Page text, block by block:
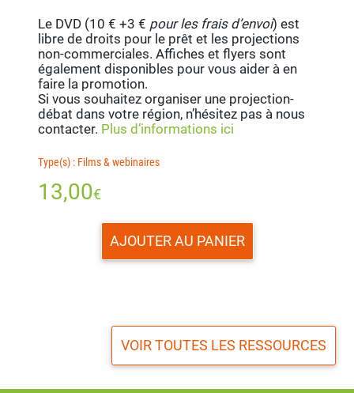
Le DVD (10 € +3 € pour les frais d’envoi) est
libre de droits pour le prêt et les projections
non-commerciales. Affiches et flyers sont
également disponibles pour vous aider à en
faire la promotion.
Si vous souhaitez organiser une projection-
débat dans votre région, n’hésitez pas à nous
contacter. Plus d’informations ici
Type(s) : Films & webinaires
13,00€
AJOUTER AU PANIER
VOIR TOUTES LES RESSOURCES